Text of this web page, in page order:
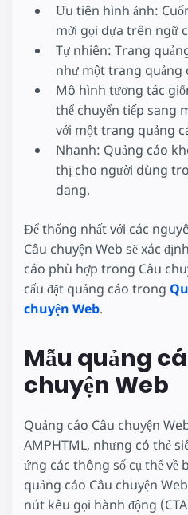
Ưu tiên hình ảnh:
mời gọi dựa trên ngữ
Tự nhiên: Trang
như một trang quảng
Mô hình tương tác
thể chuyển tiếp sang
với một trang quảng
Nhanh: Quảng cáo
thị cho người dùng
dang.
Để thống nhất với các
Câu chuyện Web sẽ xác
cáo phù hợp trong Câu
cấu đặt quảng cáo trong
chuyện Web.
Mẫu quảng
chuyện Web
Quảng cáo Câu chuyện
AMPHTML, nhưng có thẻ
ứng các thông số cụ thể về
quảng cáo Câu chuyện
nút kêu gọi hành động